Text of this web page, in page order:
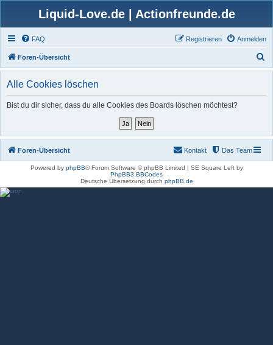
Liquid-Love.de | Actionfreunde.de
FAQ Anmelden
Registrieren
Foren-Übersicht
u
Alle Cookies löschen
Bist du dir sicher, dass du alle Cookies des Boards löschen möchtest?
Foren-Übersicht Das Team
Kontakt
Powered by phpBB® Forum Software © phpBB Limited | SE Square Left by
PhpBB3 BBCodes
Deutsche Übersetzung durch phpBB.de